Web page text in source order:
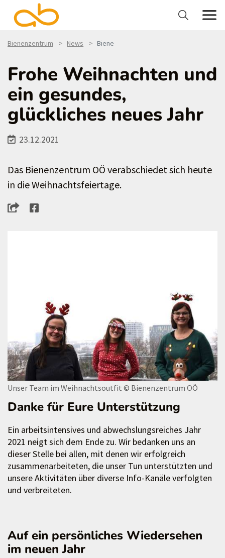
Bienenzentrum News Biene
Frohe Weihnachten und
ein gesundes,
glückliches neues Jahr
23.12.2021
Das Bienenzentrum OÖ verabschiedet sich heute
in die Weihnachtsfeiertage.
Unser Team im Weihnachtsoutfit © Bienenzentrum OÖ
Danke für Eure Unterstützung
Ein arbeitsintensives und abwechslungsreiches Jahr
2021 neigt sich dem Ende zu. Wir bedanken uns an
dieser Stelle bei allen, mit denen wir erfolgreich
zusammenarbeiteten, die unser Tun unterstützten und
unsere Aktivitäten über diverse Info-Kanäle verfolgten
und verbreiteten.
Auf ein persönliches Wiedersehen
im neuen Jahr